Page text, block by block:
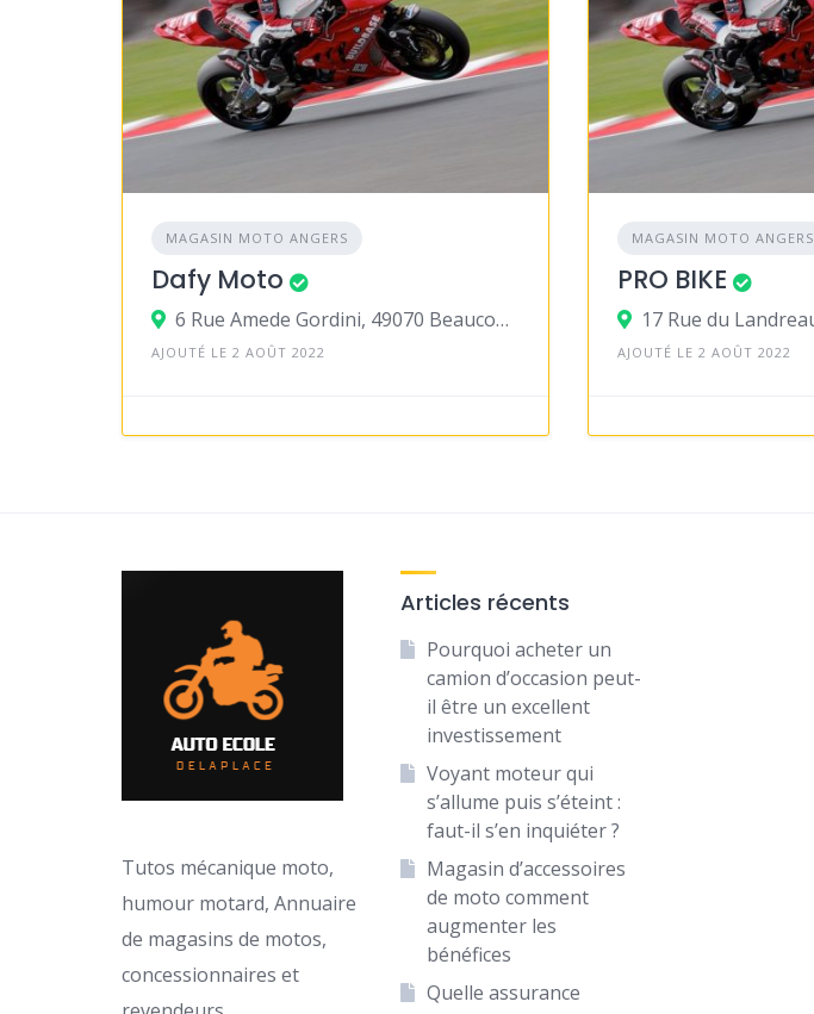
MAGASIN MOTO ANGERS
Dafy Moto
6 Rue Amede Gordini, 49070 Beaucouzé
AJOUTÉ LE 2 AOÛT 2022
MAGASIN MOTO ANGERS
PRO BIKE
AJOUTÉ LE 2 AOÛT 2022
Tutos mécanique moto,
humour motard, Annuaire
de magasins de motos,
concessionnaires et
Articles récents
Pourquoi acheter un
camion d’occasion peut-
il être un excellent
investissement
Voyant moteur qui
s’allume puis s’éteint :
faut-il s’en inquiéter ?
Magasin d’accessoires
de moto comment
augmenter les
bénéfices
Quelle assurance